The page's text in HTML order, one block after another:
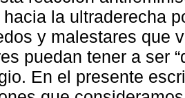
la ultraderecha
y malestares que
puedan tener a ser
En el presente